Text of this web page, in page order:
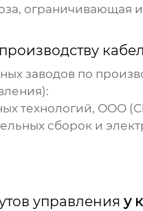
ограничивающая
заводов по
технологий, ООО
сборок и
управления у